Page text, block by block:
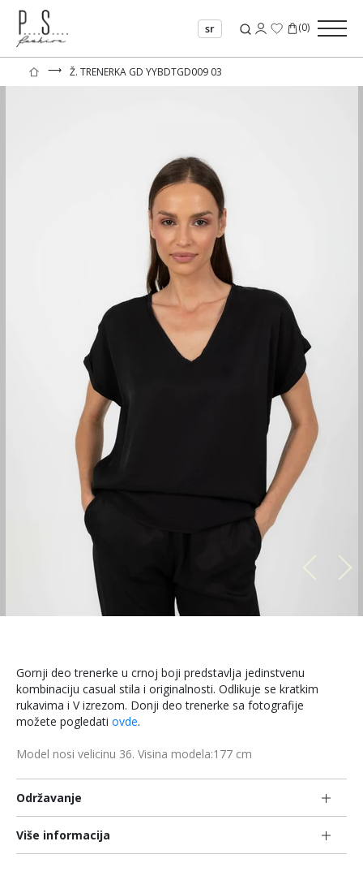
sr (0)
⟶ Ž. TRENERKA GD YYBDTGD009 03
Gornji deo trenerke u crnoj boji predstavlja jedinstvenu
kombinaciju casual stila i originalnosti. Odlikuje se kratkim
rukavima i V izrezom. Donji deo trenerke sa fotografije
možete pogledati ovde.
Model nosi velicinu 36. Visina modela:177 cm
Održavanje
Više informacija